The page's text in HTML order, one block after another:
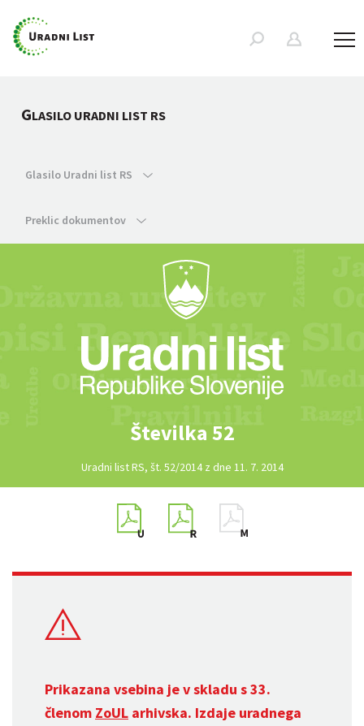
GLASILO URADNI LIST RS
Glasilo Uradni list RS
Preklic dokumentov
Številka 52
Uradni list RS, št. 52/2014 z dne 11. 7. 2014
Prikazana vsebina je v skladu s 33.
členom ZoUL arhivska. Izdaje uradnega